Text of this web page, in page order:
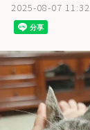
2025-08-07 11:32